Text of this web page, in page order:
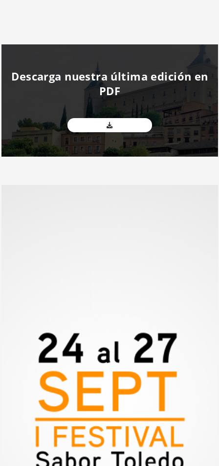
Descarga nuestra última edición en
PDF